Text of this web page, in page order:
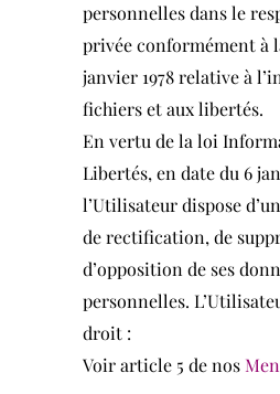
personnelles dans le
privée conformément à
janvier 1978 relative à
fichiers et aux libertés.
En vertu de la loi
Libertés, en date du 6
l’Utilisateur dispose
de rectification, de
d’opposition de ses
personnelles.
droit :
Voir article 5 de nos